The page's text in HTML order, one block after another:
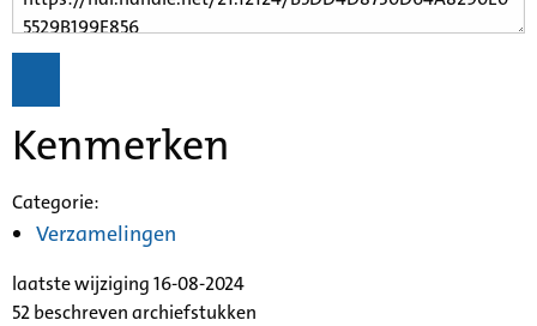
Kenmerken
Categorie:
Verzamelingen
laatste wijziging 16-08-2024
52 beschreven archiefstukken